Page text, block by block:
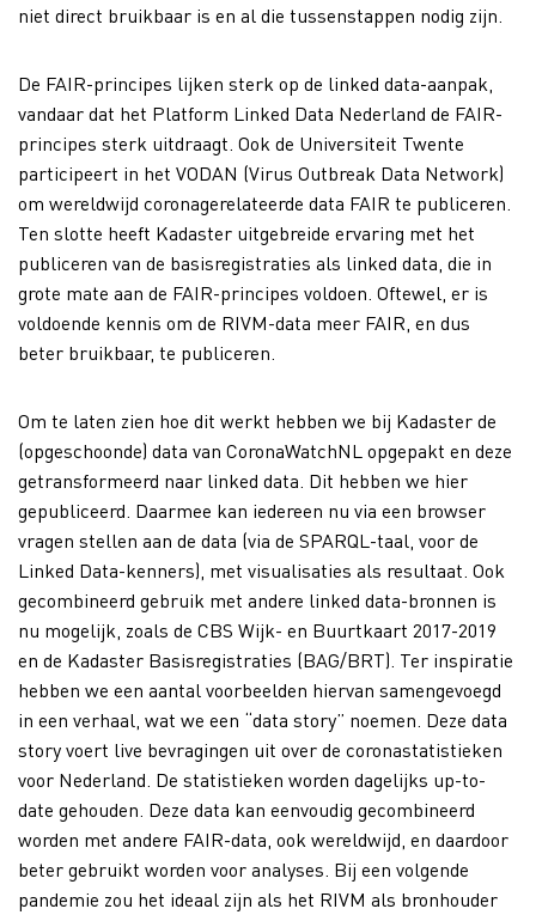
niet direct bruikbaar is en al die tussenstappen nodig zijn.
De FAIR-principes lijken sterk op de linked data-aanpak,
vandaar dat het Platform Linked Data Nederland de FAIR-
principes sterk uitdraagt. Ook de Universiteit Twente
participeert in het VODAN (Virus Outbreak Data Network)
om wereldwijd coronagerelateerde data FAIR te publiceren.
Ten slotte heeft Kadaster uitgebreide ervaring met het
publiceren van de basisregistraties als linked data, die in
grote mate aan de FAIR-principes voldoen. Oftewel, er is
voldoende kennis om de RIVM-data meer FAIR, en dus
beter bruikbaar, te publiceren.
Om te laten zien hoe dit werkt hebben we bij Kadaster de
(opgeschoonde) data van CoronaWatchNL opgepakt en deze
getransformeerd naar linked data. Dit hebben we hier
gepubliceerd. Daarmee kan iedereen nu via een browser
vragen stellen aan de data (via de SPARQL-taal, voor de
Linked Data-kenners), met visualisaties als resultaat. Ook
gecombineerd gebruik met andere linked data-bronnen is
nu mogelijk, zoals de CBS Wijk- en Buurtkaart 2017-2019
en de Kadaster Basisregistraties (BAG/BRT). Ter inspiratie
hebben we een aantal voorbeelden hiervan samengevoegd
in een verhaal, wat we een “data story” noemen. Deze data
story voert live bevragingen uit over de coronastatistieken
voor Nederland. De statistieken worden dagelijks up-to-
date gehouden. Deze data kan eenvoudig gecombineerd
worden met andere FAIR-data, ook wereldwijd, en daardoor
beter gebruikt worden voor analyses. Bij een volgende
pandemie zou het ideaal zijn als het RIVM als bronhouder